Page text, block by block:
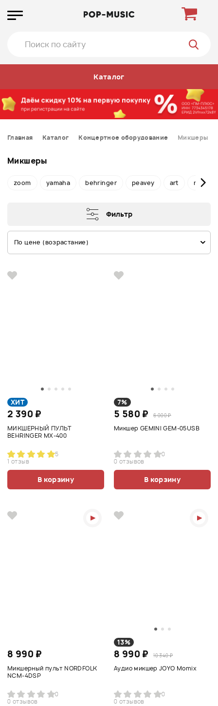
Каталог
Главная Каталог Концертное оборудование Микшеры
Микшеры
zoom yamaha behringer peavey art rode
Фильтр
По цене (возрастание)
ХИТ
2 390 ₽
МИКШЕРНЫЙ ПУЛЬТ
BEHRINGER MX-400
5
1 отзыв
В корзину
7%
5 580 ₽ 6 000 ₽
Микшер GEMINI GEM-05USB
0
0 отзывов
В корзину
8 990 ₽
Микшерный пульт NORDFOLK
NCM-4DSP
0
0 отзывов
13%
8 990 ₽ 10 340 ₽
Аудио микшер JOYO Momix
0
0 отзывов